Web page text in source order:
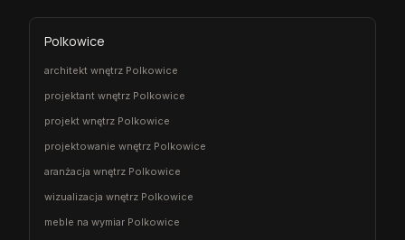
Polkowice
architekt wnętrz Polkowice
projektant wnętrz Polkowice
projekt wnętrz Polkowice
projektowanie wnętrz Polkowice
aranżacja wnętrz Polkowice
wizualizacja wnętrz Polkowice
meble na wymiar Polkowice